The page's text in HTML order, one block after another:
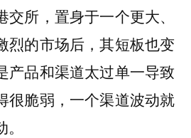
所，置身于一个更大、
烈的市场后，其短板也变
产品和渠道太过单一导致
很脆弱，一个渠道波动就